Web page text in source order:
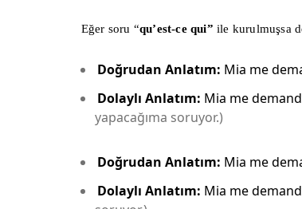
Eğer soru “qu’est-ce qui” ile kurulmuşsa
Doğrudan Anlatım: Mia me
Dolaylı Anlatım: Mia me
yapacağıma soruyor.)
Doğrudan Anlatım: Mia me
Dolaylı Anlatım: Mia me